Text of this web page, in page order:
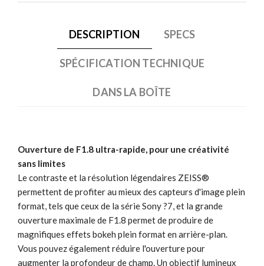
DESCRIPTION SPECS
SPÉCIFICATION TECHNIQUE
DANS LA BOÎTE
Ouverture de F1.8 ultra-rapide, pour une créativité
sans limites
Le contraste et la résolution légendaires ZEISS®
permettent de profiter au mieux des capteurs d'image plein
format, tels que ceux de la série Sony ?7, et la grande
ouverture maximale de F1.8 permet de produire de
magnifiques effets bokeh plein format en arrière-plan.
Vous pouvez également réduire l'ouverture pour
augmenter la profondeur de champ. Un objectif lumineux